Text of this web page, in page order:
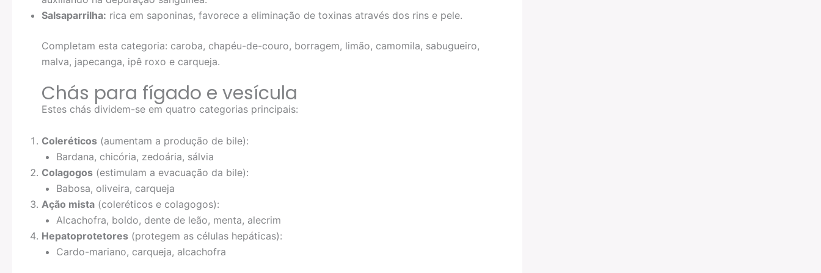
Salsaparrilha: rica em saponinas, favorece a eliminação de toxinas através dos rins e pele.
Completam esta categoria: caroba, chapéu-de-couro, borragem, limão, camomila, sabugueiro,
malva, japecanga, ipê roxo e carqueja.
Chás para fígado e vesícula
Estes chás dividem-se em quatro categorias principais:
Coleréticos (aumentam a produção de bile):
Bardana, chicória, zedoária, sálvia
Colagogos (estimulam a evacuação da bile):
Babosa, oliveira, carqueja
Ação mista (coleréticos e colagogos):
Alcachofra, boldo, dente de leão, menta, alecrim
Hepatoprotetores (protegem as células hepáticas):
Cardo-mariano, carqueja, alcachofra